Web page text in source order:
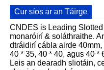
Cur síos ar an Táirge
CNDES is Leading
monaróirí & soláthraithe.
dtráidirí cábla airde
40 * 35, 40 * 40, agus 40 *
Leis an dearadh sliotáin,